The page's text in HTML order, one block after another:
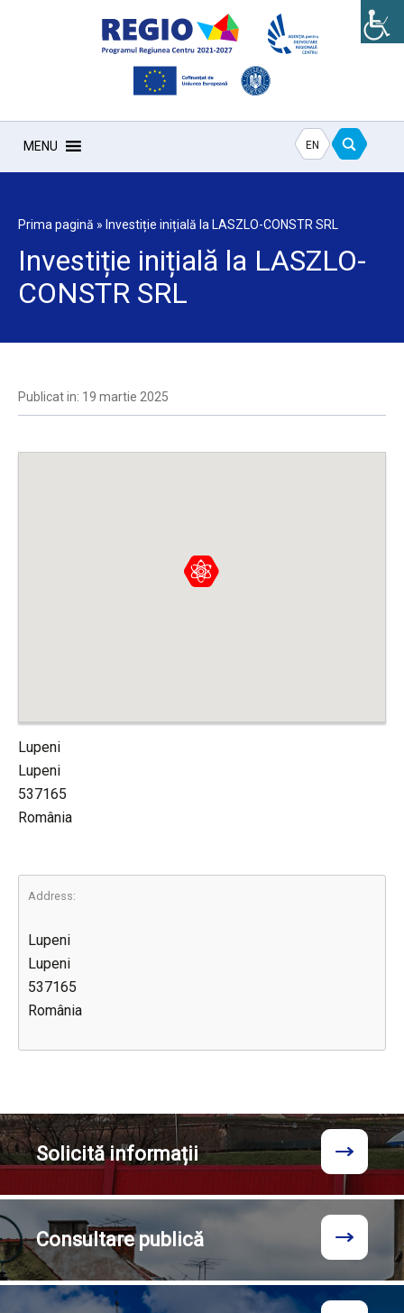
MENU EN
Prima pagină » Investiție inițială la LASZLO-CONSTR SRL
Investiție inițială la LASZLO-
CONSTR SRL
Publicat in: 19 martie 2025
Lupeni
Lupeni
537165
România
Address:
Lupeni
Lupeni
537165
România
Solicităinformații
Consultarepublică